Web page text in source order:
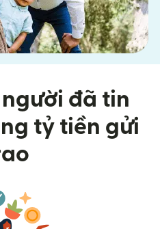
đã tin
tỷ tiền gửi